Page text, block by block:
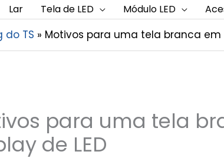
Lar Tela de LED Módulo LED
do TS Motivos para uma tela branca em
para uma tela
de LED